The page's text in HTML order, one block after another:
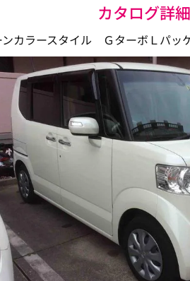
カタログ詳細
カラースタイル ＧターボＬパッ